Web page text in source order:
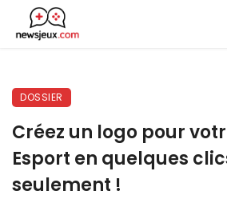
DOSSIER
Créez un logo pour
Esport en quelques
seulement !